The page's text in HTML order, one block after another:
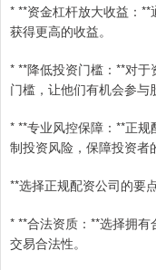
* **资金杠杆放大收益：
获得更高的收益。
* **降低投资门槛：**对
门槛，让他们有机会参与
* **专业风控保障：**正
制投资风险，保障投资者
**选择正规配资公司的要
* **合法资质：**选择拥
交易合法性。